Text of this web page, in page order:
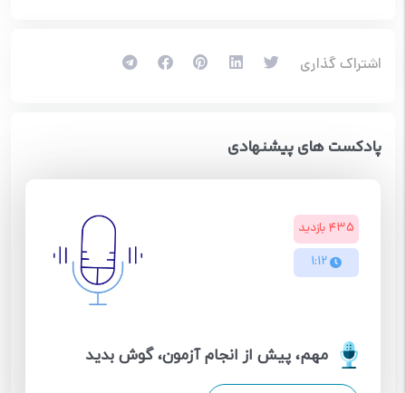
اشتراک گذاری
پادکست های پیشنهادی
435 بازدید
1:12
مهم، پیش از انجام آزمون، گوش بدید